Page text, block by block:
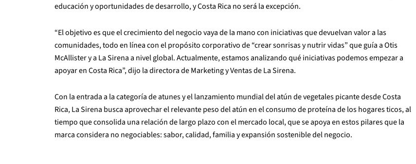
educación y oportunidades de desarrollo, y Costa Rica no será la excepción.
“El objetivo es que el crecimiento del negocio vaya de la mano con iniciativas que devuelvan valor a las
comunidades, todo en línea con el propósito corporativo de “crear sonrisas y nutrir vidas” que guía a Otis
McAllister y a La Sirena a nivel global. Actualmente, estamos analizando qué iniciativas podemos empezar a
apoyar en Costa Rica”, dijo la directora de Marketing y Ventas de La Sirena.
Con la entrada a la categoría de atunes y el lanzamiento mundial del atún de vegetales picante desde Costa
Rica, La Sirena busca aprovechar el relevante peso del atún en el consumo de proteína de los hogares ticos, al
tiempo que consolida una relación de largo plazo con el mercado local, que se apoya en estos pilares que la
marca considera no negociables: sabor, calidad, familia y expansión sostenible del negocio.